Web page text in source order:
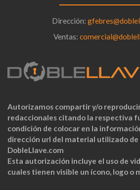
Dirección:
Ventas:
Autorizamos compartir y/o
redaccionales citando la respectiva
condición de colocar en la
dirección url del material utilizado
DobleLlave.com
Esta autorización incluye el uso de
cuales tienen visible un ícono, logo o